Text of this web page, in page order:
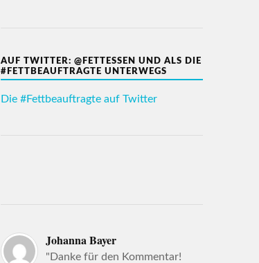
AUF TWITTER: @FETTESSEN UND ALS DIE
#FETTBEAUFTRAGTE UNTERWEGS
Die #Fettbeauftragte auf Twitter
Johanna Bayer
"Danke für den Kommentar!